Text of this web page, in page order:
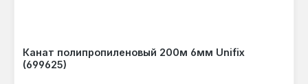
Канат полипропиленовый 200м 6мм Unifix
(699625)